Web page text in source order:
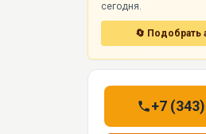
сегодня.
🔄 Подобрать
+7